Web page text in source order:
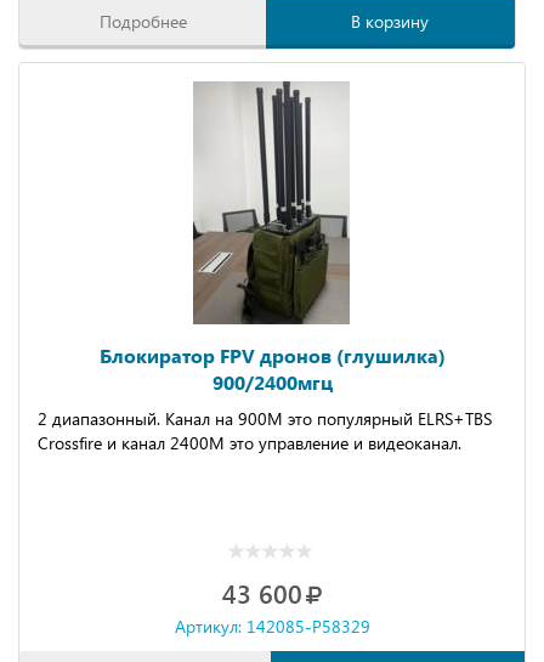
Подробнее В корзину
Блокиратор FPV дронов (глушилка)
900/2400мгц
2 диапазонный. Канал на 900М это популярный ЕLRS+ТВS
Сrоssfirе и канал 2400М это управление и видеоканал.
43 600
Артикул: 142085-P58329